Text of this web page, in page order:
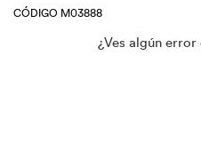
CÓDIGO M03888
¿Ves algún